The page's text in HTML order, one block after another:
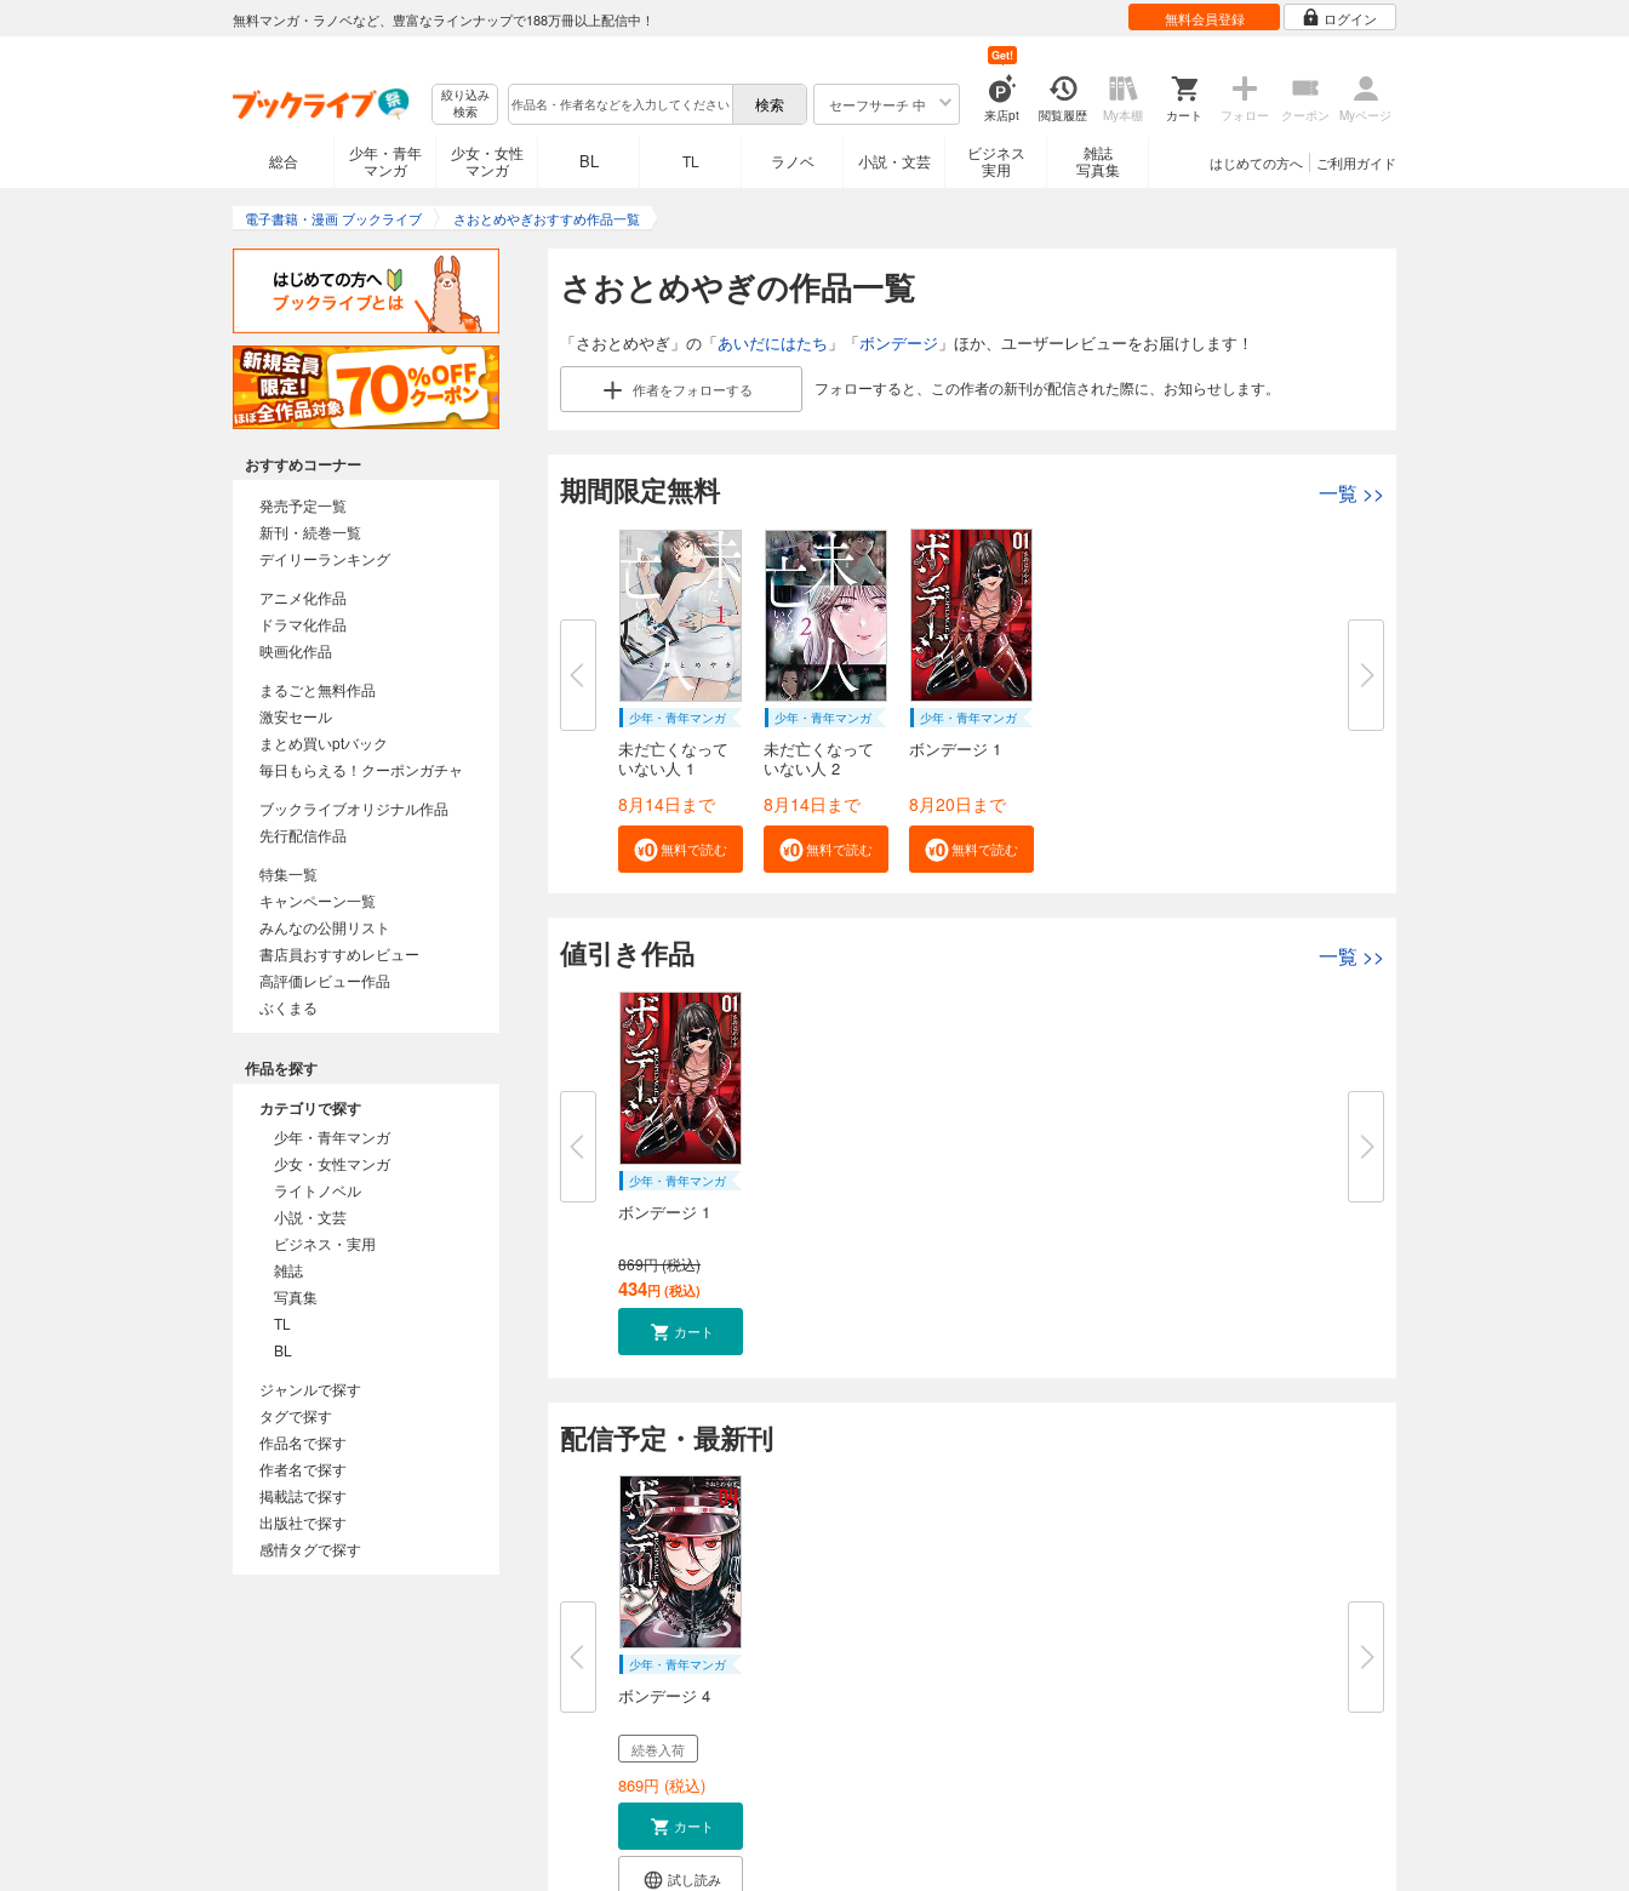
無料マンガ・ラノベなど、豊富なラインナップで188万冊以上配信中！ 無料会員登録 ログイン
絞り込み
検索
セーフサーチ 中
来店pt
Get!
閲覧履歴 My本棚 カート フォロー クーポン Myページ
総合
少年・青年
マンガ
少女・女性
マンガ
BL TL ラノベ 小説・文芸
ビジネス
実用
雑誌
写真集
ご利用ガイド
はじめての方へ
電子書籍・漫画 ブックライブ さおとめやぎおすすめ作品一覧
さおとめやぎの作品一覧
「さおとめやぎ」の「あいだにはたち 」「ボンデージ 」ほか、ユーザーレビューをお届けします！
作者をフォローする フォローすると、この作者の新刊が配信された際に、お知らせします。
期間限定無料 一覧 >>
少年・青年マンガ
未だ亡くなって
いない人 1
8月14日まで
無料で読む
少年・青年マンガ
未だ亡くなって
いない人 2
8月14日まで
無料で読む
少年・青年マンガ
ボンデージ 1
8月20日まで
無料で読む
値引き作品 一覧 >>
少年・青年マンガ
ボンデージ 1
869円 (税込)
434円 (税込)
カート
配信予定・最新刊
少年・青年マンガ
ボンデージ 4
続巻入荷
869円 (税込)
カート
試し読み
おすすめコーナー
発売予定一覧
新刊・続巻一覧
デイリーランキング
アニメ化作品
ドラマ化作品
映画化作品
まるごと無料作品
激安セール
まとめ買いptバック
毎日もらえる！クーポンガチャ
ブックライブオリジナル作品
先行配信作品
特集一覧
キャンペーン一覧
みんなの公開リスト
書店員おすすめレビュー
高評価レビュー作品
ぶくまる
作品を探す
カテゴリで探す
少年・青年マンガ
少女・女性マンガ
ライトノベル
小説・文芸
ビジネス・実用
雑誌
写真集
TL
BL
ジャンルで探す
タグで探す
作品名で探す
作者名で探す
掲載誌で探す
出版社で探す
感情タグで探す